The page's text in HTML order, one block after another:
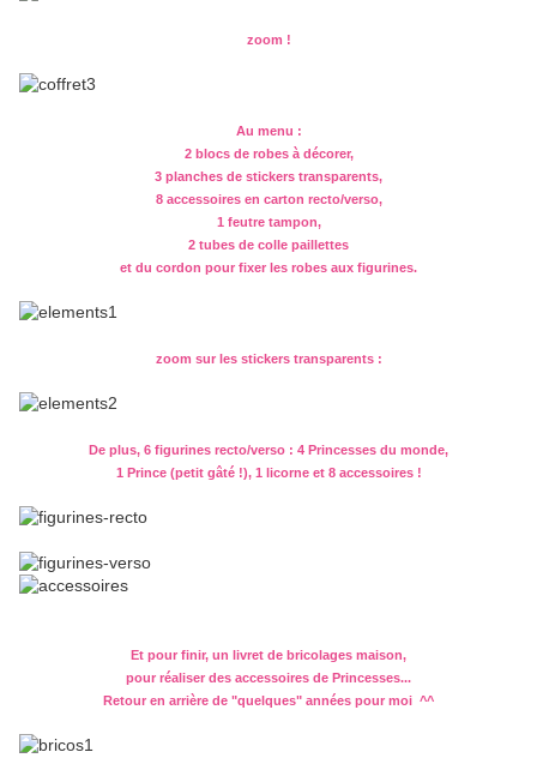
zoom !
Au menu :
2 blocs de robes à décorer,
3 planches de stickers transparents,
8 accessoires en carton recto/verso,
1 feutre tampon,
2 tubes de colle paillettes
et du cordon pour fixer les robes aux figurines.
zoom sur les stickers transparents :
De plus, 6 figurines recto/verso : 4 Princesses du monde,
1 Prince (petit gâté !), 1 licorne et 8 accessoires !
Et pour finir, un livret de bricolages maison,
pour réaliser des accessoires de Princesses...
Retour en arrière de "quelques" années pour moi ^^